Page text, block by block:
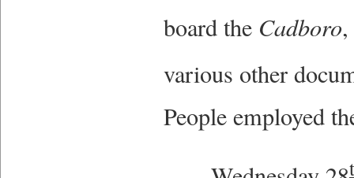
board the Cadboro
various other
People employed